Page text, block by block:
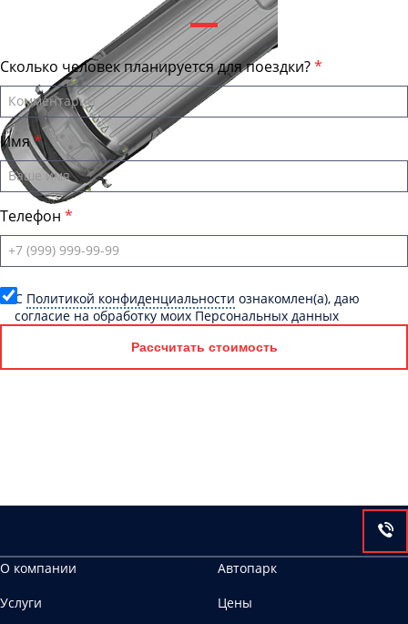
Сколько человек планируется для поездки?
Имя
Телефон
C Политикой конфиденциальности ознакомлен(а), даю
согласие на обработку моих Персональных данных
Рассчитать стоимость
О компании
Автопарк
Услуги
Цены